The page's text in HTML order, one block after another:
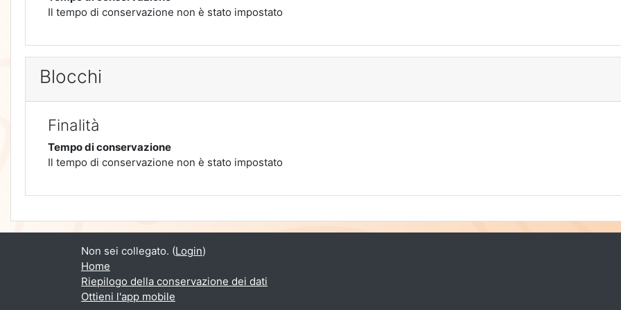
Il tempo di conservazione non è stato impostato
Blocchi
Finalità
Tempo di conservazione
Il tempo di conservazione non è stato impostato
Non sei collegato. (Login)
Home
Riepilogo della conservazione dei dati
Ottieni l'app mobile